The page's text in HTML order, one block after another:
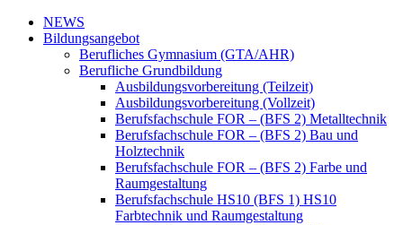
NEWS
Bildungsangebot
Berufliches Gymnasium (GTA/AHR)
Berufliche Grundbildung
Ausbildungsvorbereitung (Teilzeit)
Ausbildungsvorbereitung (Vollzeit)
Berufsfachschule FOR – (BFS 2) Metalltechnik
Berufsfachschule FOR – (BFS 2) Bau und
Holztechnik
Berufsfachschule FOR – (BFS 2) Farbe und
Raumgestaltung
Berufsfachschule HS10 (BFS 1) HS10
Farbtechnik und Raumgestaltung